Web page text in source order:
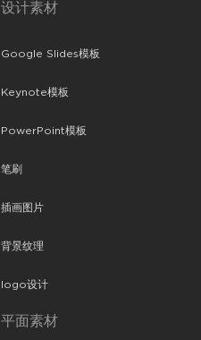
设计素材
Google Slides模板
Keynote模板
PowerPoint模板
笔刷
插画图片
背景纹理
logo设计
平面素材